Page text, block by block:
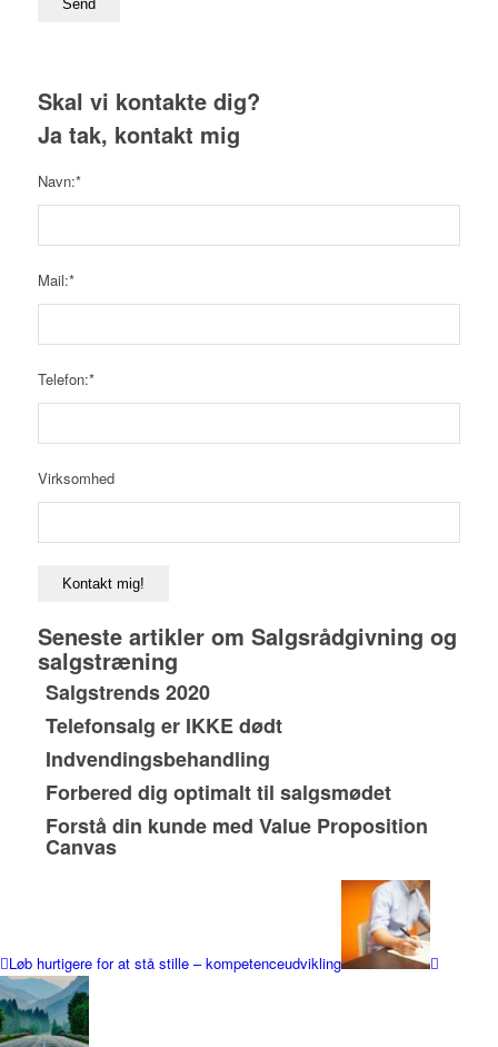
Skal vi kontakte dig?
Ja tak, kontakt mig
Navn:*
Mail:*
Telefon:*
Virksomhed
Seneste artikler om Salgsrådgivning og
salgstræning
Salgstrends 2020
Telefonsalg er IKKE dødt
Indvendingsbehandling
Forbered dig optimalt til salgsmødet
Forstå din kunde med Value Proposition
Canvas
Løb hurtigere for at stå stille – kompetenceudvikling